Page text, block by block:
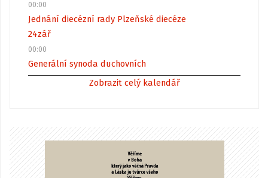
00:00
Jednání diecézní rady Plzeňské diecéze
24zář
00:00
Generální synoda duchovních
Zobrazit celý kalendář